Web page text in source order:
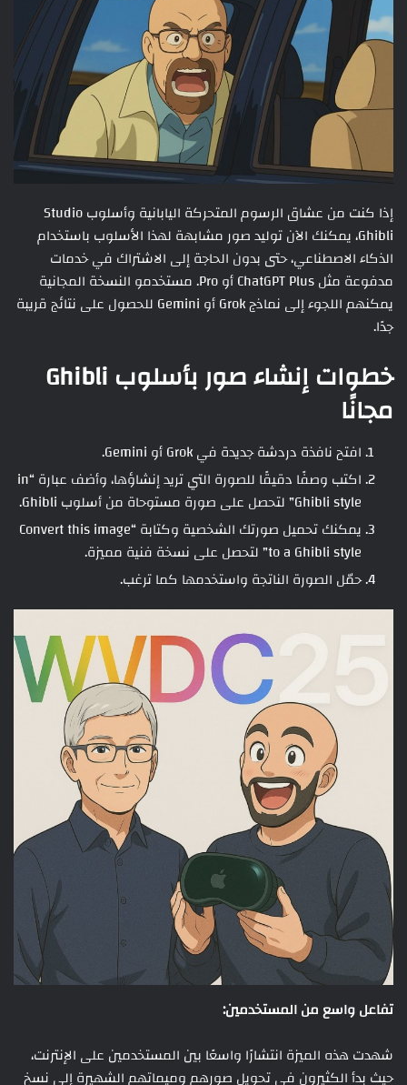
إذا كنت من عشاق الرسوم المتحركة اليابانية وأسلوب Studio
Ghibli، يمكنك الآن توليد صور مشابهة لهذا الأسلوب باستخدام
الذكاء الاصطناعي، حتى بدون الحاجة إلى الاشتراك في خدمات
مدفوعة مثل ChatGPT Plus أو Pro. مستخدمو النسخة المجانية
يمكنهم اللجوء إلى نماذج Grok أو Gemini للحصول على نتائج قريبة
جدًا.
خطوات إنشاء صور بأسلوب Ghibli
مجانًا
افتح نافذة دردشة جديدة في Grok أو Gemini.
اكتب وصفًا دقيقًا للصورة التي تريد إنشاؤها، وأضف عبارة “in
Ghibli style” لتحصل على صورة مستوحاة من أسلوب Ghibli.
يمكنك تحميل صورتك الشخصية وكتابة “Convert this image
to a Ghibli style” لتحصل على نسخة فنية مميزة.
حمّل الصورة الناتجة واستخدمها كما ترغب.
تفاعل واسع من المستخدمين:
شهدت هذه الميزة انتشارًا واسعًا بين المستخدمين على الإنترنت،
حيث بدأ الكثيرون في تحويل صورهم وميماتهم الشهيرة إلى نسخ